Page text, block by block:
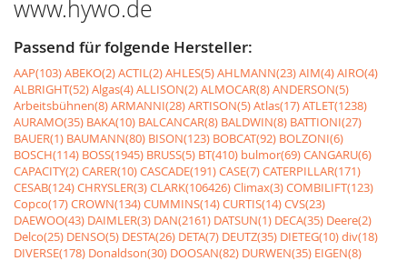
www.hywo.de
Passend für folgende Hersteller:
AAP(103)ABEKO(2)ACTIL(2)AHLES(5)AHLMANN(23)AIM(4)AIRO(4)
ALBRIGHT(52)Algas(4)ALLISON(2)ALMOCAR(8)ANDERSON(5)
Arbeitsbühnen(8)ARMANNI(28)ARTISON(5)Atlas(17)ATLET(1238)
AURAMO(35) BAKA(10) BALCANCAR(8) BALDWIN(8) BATTIONI(27)
BAUER(1) BAUMANN(80) BISON(123) BOBCAT(92) BOLZONI(6)
BOSCH(114) BOSS(1945) BRUSS(5) BT(410) bulmor(69)CANGARU(6)
CAPACITY(2)CARER(10)CASCADE(191)CASE(7)CATERPILLAR(171)
CESAB(124)CHRYSLER(3)CLARK(106426)Climax(3)COMBILIFT(123)
Copco(17)CROWN(134)CUMMINS(14)CURTIS(14)CVS(23)
DAEWOO(43) DAIMLER(3) DAN(2161) DATSUN(1) DECA(35) Deere(2)
Delco(25) DENSO(5) DESTA(26) DETA(7) DEUTZ(35) DIETEG(10)div(18)
DIVERSE(178) Donaldson(30) DOOSAN(82) DURWEN(35) EIGEN(8)